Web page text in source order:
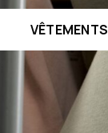
VÊTEMENTS